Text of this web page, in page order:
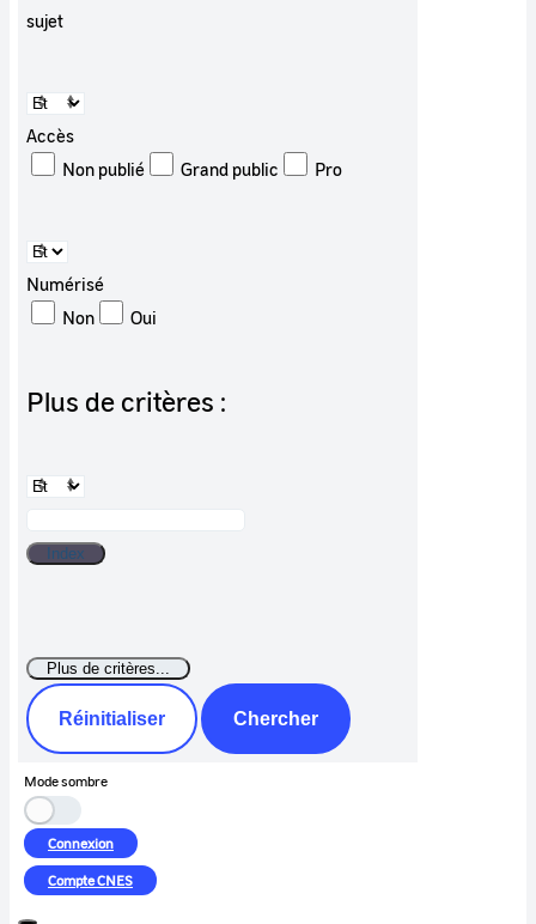
sujet
Accès
Non publié
Grand public Pro
Numérisé
Non
Oui
Plus de critères :
Réinitialiser Chercher
Mode sombre
Connexion
CompteCNES